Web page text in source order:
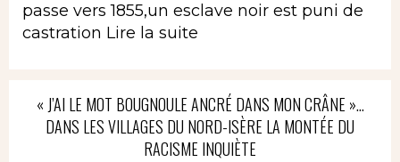
passe vers 1855,un esclave noir est puni de
castration Lire la suite
« J’AI LE MOT BOUGNOULE ANCRÉ DANS MON CRÂNE »…
DANS LES VILLAGES DU NORD-ISÈRE LA MONTÉE DU
RACISME INQUIÈTE